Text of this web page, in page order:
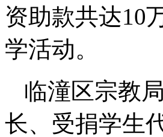
资助款共达10
学活动。
临潼区宗教
长、受捐学生